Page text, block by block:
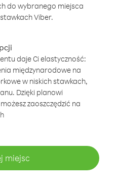
do wybranego miejsca
Viber.
daje Ci elastyczność:
międzynarodowe na
w niskich stawkach,
Dzięki planowi
zaoszczędzić na
miejsc